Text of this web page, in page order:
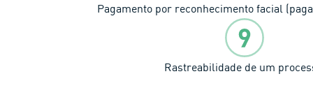
Pagamento por reconhecimento facial
Rastreabilidade de um